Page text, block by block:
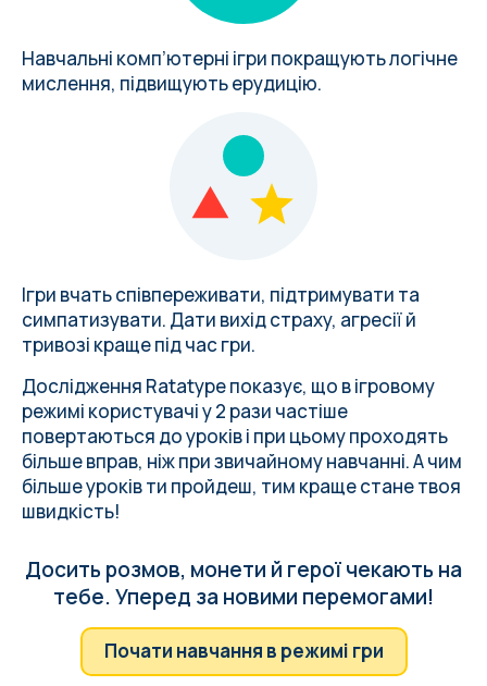
Навчальні комп’ютерні ігри покращують логічне
мислення, підвищують ерудицію.
Ігри вчать співпереживати, підтримувати та
симпатизувати. Дати вихід страху, агресії й
тривозі краще під час гри.
Дослідження Ratatype показує, що в ігровому
режимі користувачі у 2 рази частіше
повертаються до уроків і при цьому проходять
більше вправ, ніж при звичайному навчанні. А чим
більше уроків ти пройдеш, тим краще стане твоя
швидкість!
Досить розмов, монети й герої чекають на
тебе. Уперед за новими перемогами!
Почати навчання в режимі гри